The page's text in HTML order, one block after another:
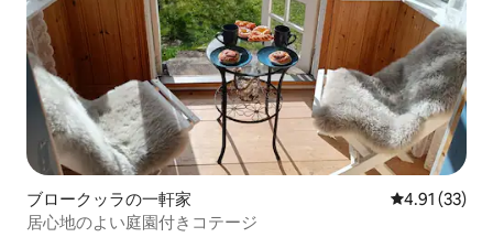
ブロークッラの一軒家 レビュー33
4.91 (33)
居心地のよい庭園付きコテージ